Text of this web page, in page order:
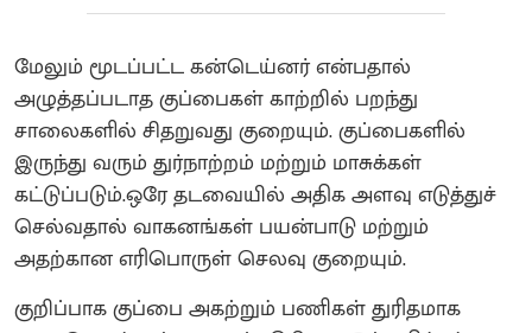
மேலும் மூடப்பட்ட கன்டெய்னர் என்பதால்
அழுத்தப்படாத குப்பைகள் காற்றில் பறந்து
சாலைகளில் சிதறுவது குறையும். குப்பைகளில்
இருந்து வரும் துர்நாற்றம் மற்றும் மாசுக்கள்
கட்டுப்படும்.ஒரே தடவையில் அதிக அளவு எடுத்துச்
செல்வதால் வாகனங்கள் பயன்பாடு மற்றும்
அதற்கான எரிபொருள் செலவு குறையும்.
குறிப்பாக குப்பை அகற்றும் பணிகள் துரிதமாக